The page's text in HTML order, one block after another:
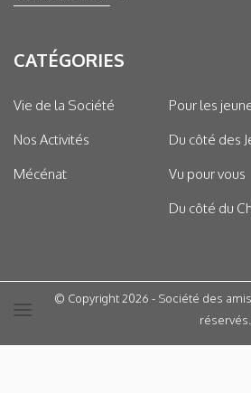
CATÉGORIES
Vie de la Société
Nos Activités
Mécénat
Pour les
Du côté des
Vu pour vous
Du côté du
© Copyright 2026 - Société des
réservés.